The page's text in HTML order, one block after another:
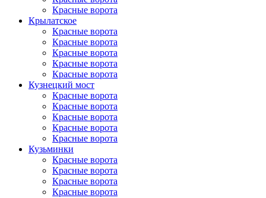
Красные ворота
Крылатское
Красные ворота
Красные ворота
Красные ворота
Красные ворота
Красные ворота
Кузнецкий мост
Красные ворота
Красные ворота
Красные ворота
Красные ворота
Красные ворота
Кузьминки
Красные ворота
Красные ворота
Красные ворота
Красные ворота